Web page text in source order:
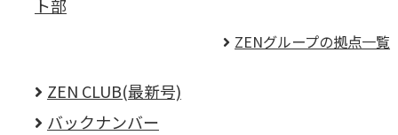
ト部
ZENグループの拠点一覧
ZEN CLUB(最新号)
バックナンバー